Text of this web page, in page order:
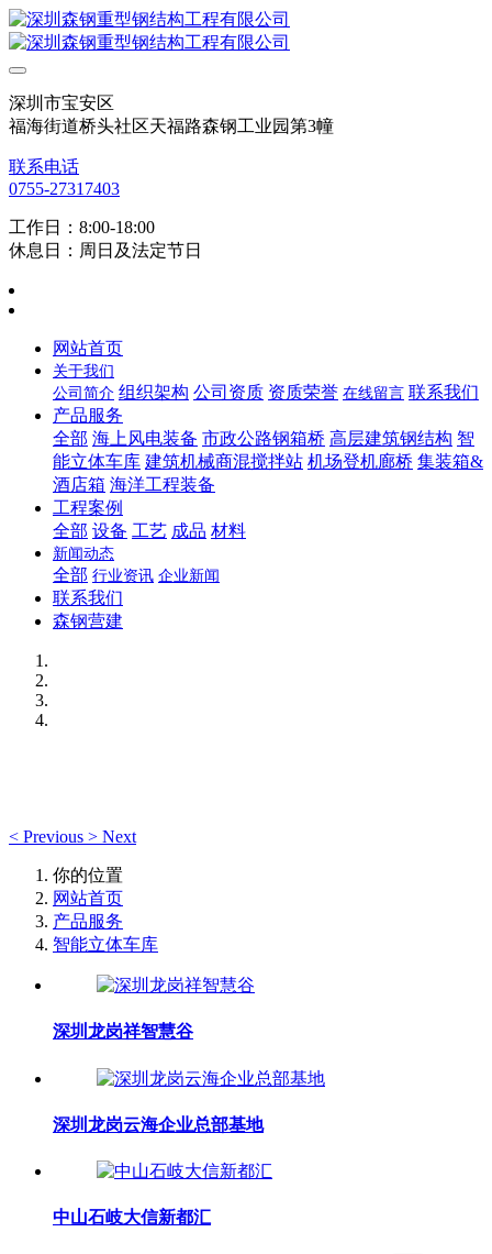
深圳市宝安区
福海街道桥头社区天福路森钢工业园第3幢
联系电话
0755-27317403
工作日：8:00-18:00
休息日：周日及法定节日
网站首页
关于我们
公司简介 组织架构 公司资质 资质荣誉 在线留言 联系我们
产品服务
全部 海上风电装备 市政公路钢箱桥 高层建筑钢结构 智
能立体车库 建筑机械商混搅拌站 机场登机廊桥 集装箱&
酒店箱 海洋工程装备
工程案例
全部 设备 工艺 成品 材料
新闻动态
全部 行业资讯 企业新闻
联系我们
森钢营建
< Previous > Next
你的位置
网站首页
产品服务
智能立体车库
深圳龙岗祥智慧谷
深圳龙岗云海企业总部基地
中山石岐大信新都汇